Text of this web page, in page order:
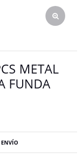
METAL
FUNDA
ENVÍO